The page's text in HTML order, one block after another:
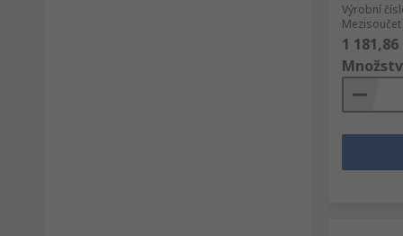
Výrobní
1 181,86